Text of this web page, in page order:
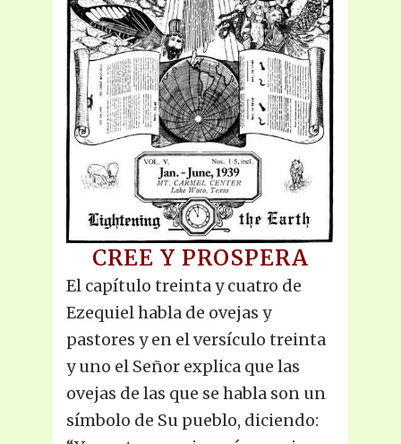
CREE Y PROSPERA
El capítulo treinta y cuatro de
Ezequiel habla de ovejas y
pastores y en el versículo treinta
y uno el Señor explica que las
ovejas de las que se habla son un
símbolo de Su pueblo, diciendo: